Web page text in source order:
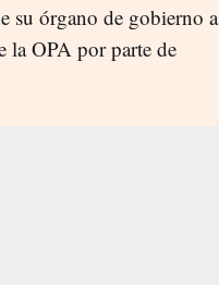
su órgano de gobierno a
la OPA por parte de